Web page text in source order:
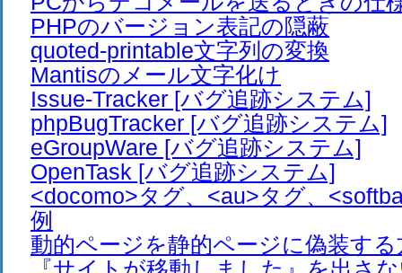
PHPのバージョン表記の隠蔽
quoted-printable文字列の変換
Mantisのメール文字化け
Issue-Tracker [バグ追跡システム]
phpBugTracker [バグ追跡システム]
eGroupWare [バグ追跡システム]
OpenTask [バグ追跡システム]
<docomo>タグ、<au>タグ、
例
動的ページを静的ページに偽装する